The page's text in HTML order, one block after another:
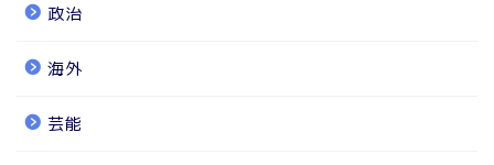
政治
海外
芸能